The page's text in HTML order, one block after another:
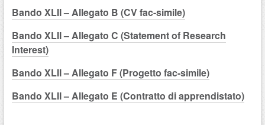
Bando XLII – Allegato B (CV fac-simile)
Bando XLII – Allegato C (Statement of Research
Interest)
Bando XLII – Allegato F (Progetto fac-simile)
Bando XLII – Allegato E (Contratto di apprendistato)